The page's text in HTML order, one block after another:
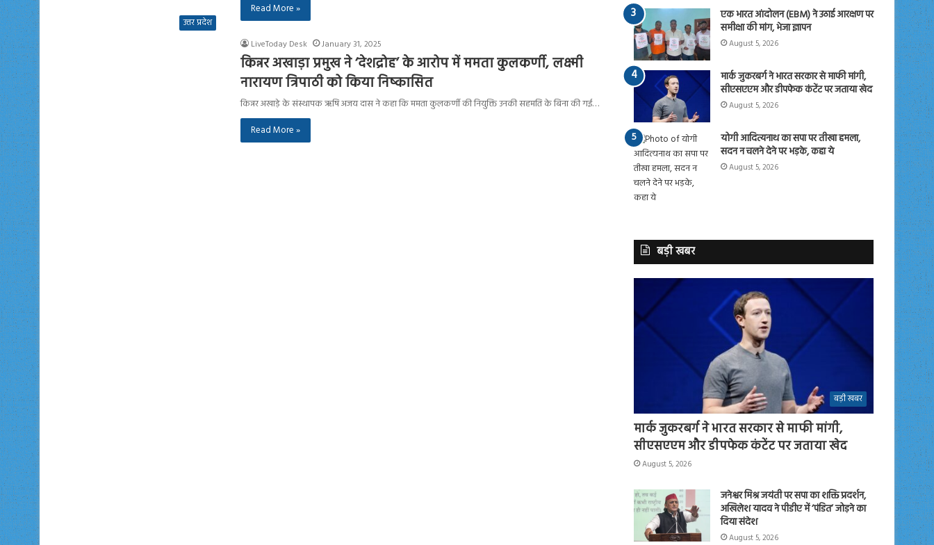
Read More »
उत्तर प्रदेश
LiveToday Desk
January 31, 2025
किन्नर अखाड़ा प्रमुख ने ‘देशद्रोह’ के आरोप में ममता कुलकर्णी, लक्ष्मी
नारायण त्रिपाठी को किया निष्कासित
किन्नर अखाड़े के संस्थापक ऋषि अजय दास ने कहा कि ममता कुलकर्णी की नियुक्ति उनकी सहमति के बिना की गई…
Read More »
एक भारत आंदोलन (EBM) ने उठाई आरक्षण पर
समीक्षा की मांग, भेजा ज्ञापन
August 5, 2026
मार्क जुकरबर्ग ने भारत सरकार से माफी मांगी,
सीएसएएम और डीपफेक कंटेंट पर जताया खेद
August 5, 2026
योगी आदित्यनाथ का सपा पर तीखा हमला,
सदन न चलने देने पर भड़के, कहा ये
August 5, 2026
बड़ी खबर
बड़ी खबर
मार्क जुकरबर्ग ने भारत सरकार से माफी मांगी,
सीएसएएम और डीपफेक कंटेंट पर जताया खेद
August 5, 2026
जनेश्वर मिश्र जयंती पर सपा का शक्ति प्रदर्शन,
अखिलेश यादव ने पीडीए में ‘पंडित’ जोड़ने का
दिया संदेश
August 5, 2026